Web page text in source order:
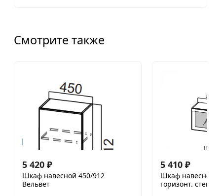
Смотрите также
5 420 ₽
Шкаф навесной 450/912
Вельвет
5 410 ₽
Шкаф навесной
горизонт. стекло